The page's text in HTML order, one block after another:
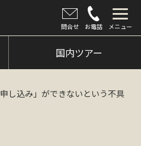
問合せ お電話 メニュー
国内ツアー
し込み」ができないという不具